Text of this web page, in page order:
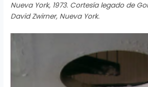
Nueva York, 1973. Cortesía legado de
David Zwirner, Nueva York.